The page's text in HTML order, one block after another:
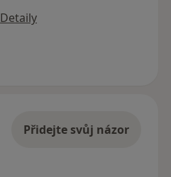
Detaily
Přidejte svůj názor